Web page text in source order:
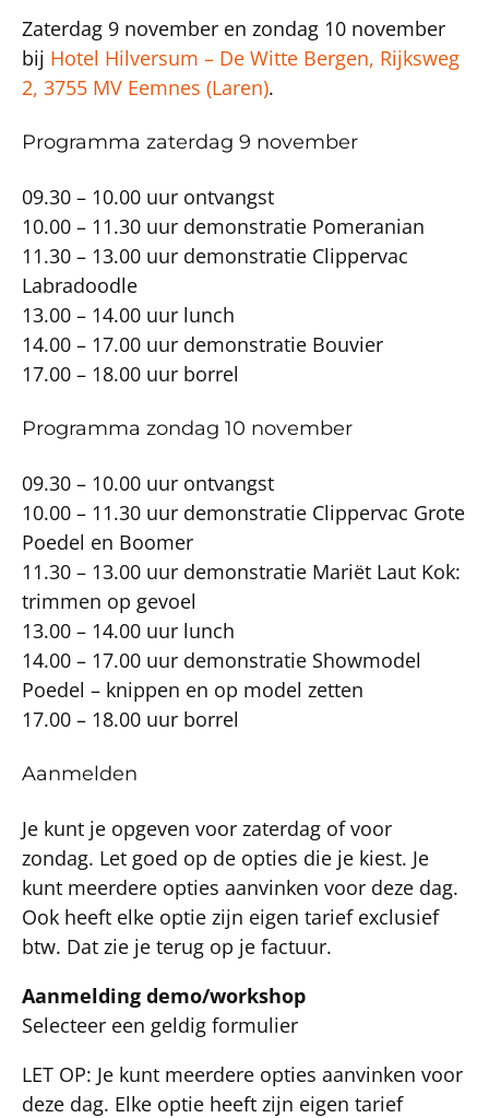
Zaterdag 9 november en zondag 10 november
bij Hotel Hilversum – De Witte Bergen, Rijksweg
2, 3755 MV Eemnes (Laren).
Programma zaterdag 9 november
09.30 – 10.00 uur ontvangst
10.00 – 11.30 uur demonstratie Pomeranian
11.30 – 13.00 uur demonstratie Clippervac
Labradoodle
13.00 – 14.00 uur lunch
14.00 – 17.00 uur demonstratie Bouvier
17.00 – 18.00 uur borrel
Programma zondag 10 november
09.30 – 10.00 uur ontvangst
10.00 – 11.30 uur demonstratie Clippervac Grote
Poedel en Boomer
11.30 – 13.00 uur demonstratie Mariët Laut Kok:
trimmen op gevoel
13.00 – 14.00 uur lunch
14.00 – 17.00 uur demonstratie Showmodel
Poedel – knippen en op model zetten
17.00 – 18.00 uur borrel
Aanmelden
Je kunt je opgeven voor zaterdag of voor
zondag. Let goed op de opties die je kiest. Je
kunt meerdere opties aanvinken voor deze dag.
Ook heeft elke optie zijn eigen tarief exclusief
btw. Dat zie je terug op je factuur.
Aanmelding demo/workshop
Selecteer een geldig formulier
LET OP: Je kunt meerdere opties aanvinken voor
deze dag. Elke optie heeft zijn eigen tarief